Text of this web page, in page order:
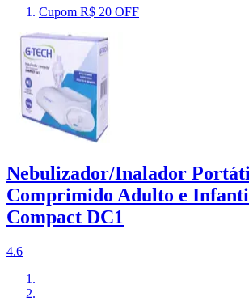
Cupom R$ 20 OFF
Nebulizador/Inalador
Comprimido Adulto e
Compact DC1
4.6